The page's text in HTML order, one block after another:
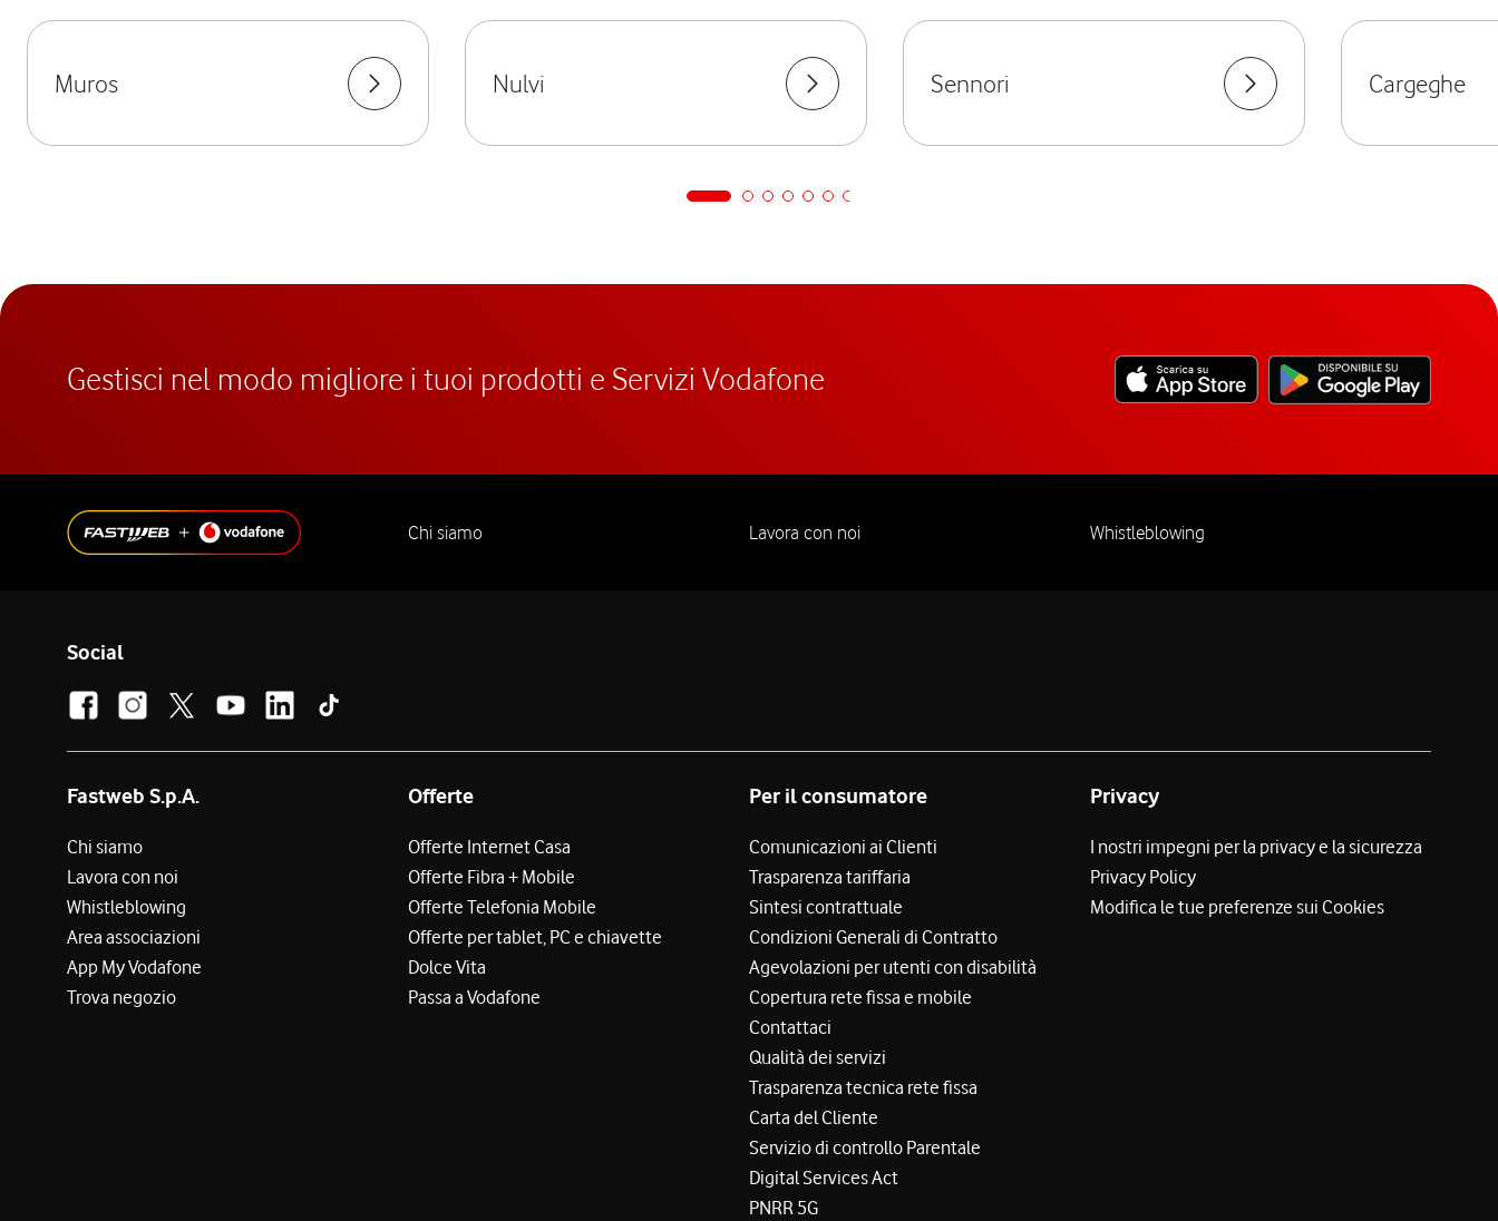
Muros Nulvi Sennori Cargeghe
Gestisci nel modo migliore i tuoi prodotti e Servizi Vodafone
Chi siamo Lavora con noi Whistleblowing
Social
Fastweb S.p.A.
Chi siamo
Lavora con noi
Whistleblowing
Area associazioni
App My Vodafone
Trova negozio
Offerte
Offerte Internet Casa
Offerte Fibra + Mobile
Offerte Telefonia Mobile
Offerte per tablet, PC e chiavette
Dolce Vita
Passa a Vodafone
Per il consumatore
Comunicazioni ai Clienti
Trasparenza tariffaria
Sintesi contrattuale
Condizioni Generali di Contratto
Agevolazioni per utenti con disabilità
Copertura rete fissa e mobile
Contattaci
Qualità dei servizi
Trasparenza tecnica rete fissa
Carta del Cliente
Servizio di controllo Parentale
Digital Services Act
PNRR 5G
Privacy
I nostri impegni per la privacy e la sicurezza
Privacy Policy
Modifica le tue preferenze sui Cookies